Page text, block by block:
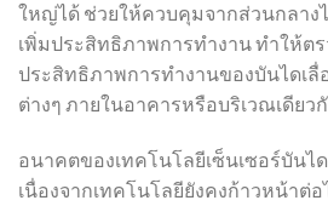
ใหญ่ได้ ช่วยให้ควบคุมจากส่วนกลาง
เพิ่มประสิทธิภาพการทำงาน ทำให้ต
ประสิทธิภาพการทำงานของบันไดเ
ต่างๆ ภายในอาคารหรือบริเวณเดียว
อนาคตของเทคโนโลยีเซ็นเซอร์บันไ
เนื่องจากเทคโนโลยียังคงก้าวหน้าต่อ